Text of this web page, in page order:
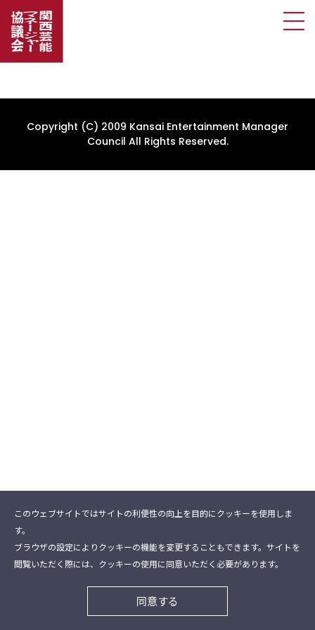
Copyright (C) 2009 Kansai Entertainment Manager
Council All Rights Reserved.
このウェブサイトではサイトの利便性の向上を目的にクッキーを使用しま
す。
ブラウザの設定によりクッキーの機能を変更することもできます。サイトを
閲覧いただく際には、クッキーの使用に同意いただく必要があります。
同意する